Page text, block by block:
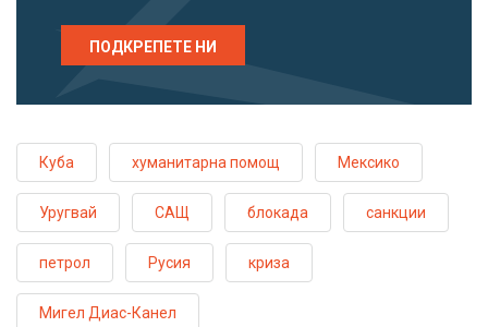
ПОДКРЕПЕТЕ НИ
Куба хуманитарна помощ Мексико
Уругвай САЩ блокада санкции
петрол Русия криза
Мигел Диас-Канел